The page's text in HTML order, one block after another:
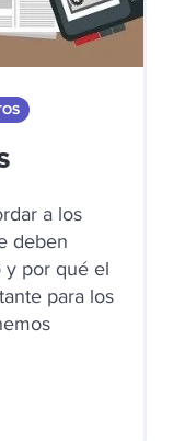
a los
deben
por qué el
para los